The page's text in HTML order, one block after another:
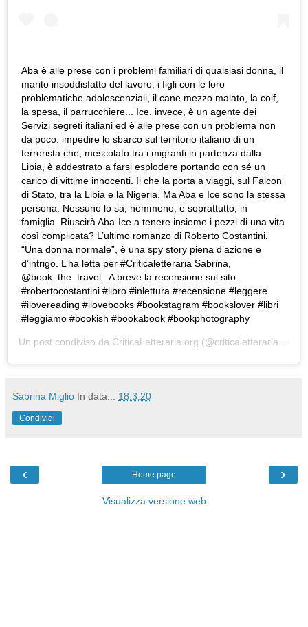
Aba è alle prese con i problemi familiari di qualsiasi donna, il
marito insoddisfatto del lavoro, i figli con le loro
problematiche adolescenziali, il cane mezzo malato, la colf,
la spesa, il parrucchiere... Ice, invece, è un agente dei
Servizi segreti italiani ed è alle prese con un problema non
da poco: impedire lo sbarco sul territorio italiano di un
terrorista che, mescolato tra i migranti in partenza dalla
Libia, è addestrato a farsi esplodere portando con sé un
carico di vittime innocenti. Il che la porta a viaggi, sul Falcon
di Stato, tra la Libia e la Nigeria. Ma Aba e Ice sono la stessa
persona. Nessuno lo sa, nemmeno, e soprattutto, in
famiglia. Riuscirà Aba-Ice a tenere insieme i pezzi di una vita
così complicata? L’ultimo romanzo di Roberto Costantini,
“Una donna normale”, è una spy story piena d’azione e
d’intrigo. L’ha letta per #Criticaletteraria Sabrina,
@book_the_travel . A breve la recensione sul sito.
#robertocostantini #libro #inlettura #recensione #leggere
#ilovereading #ilovebooks #bookstagram #bookslover #libri
#leggiamo #bookish #bookabook #bookphotography
Un post condiviso da CriticaLetteraria.org (@criticaletteraria) in data:
Sabrina Miglio In data... 18.3.20
Condividi
‹ ›
Home page
Visualizza versione web